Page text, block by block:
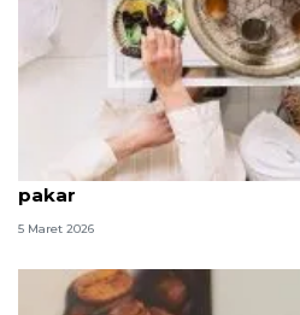
Kiat jaga nutrisi dan
pakar
5 Maret 2026